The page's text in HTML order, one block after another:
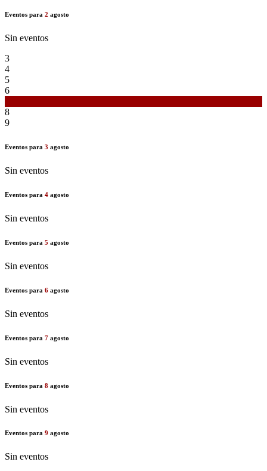
Eventos para 2 agosto
Sin eventos
3
4
5
6
8
9
Eventos para 3 agosto
Sin eventos
Eventos para 4 agosto
Sin eventos
Eventos para 5 agosto
Sin eventos
Eventos para 6 agosto
Sin eventos
Eventos para 7 agosto
Sin eventos
Eventos para 8 agosto
Sin eventos
Eventos para 9 agosto
Sin eventos